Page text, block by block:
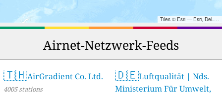
Tiles © Esri — Esri, DeLorme, NAVTEQ, TomTom, Intermap, iPC, USGS, FAO, NPS, NRCAN, GeoBase, Kadaster NL, Ordnance Survey, Esri Japan, METI, Esri China (Hong Kong), and the GIS User Community
Airnet-Netzwerk-Feeds
🇹🇭AirGradient Co. Ltd.
4005 stations
🇩🇪Luftqualität | Nds.
Ministerium Für Umwelt,